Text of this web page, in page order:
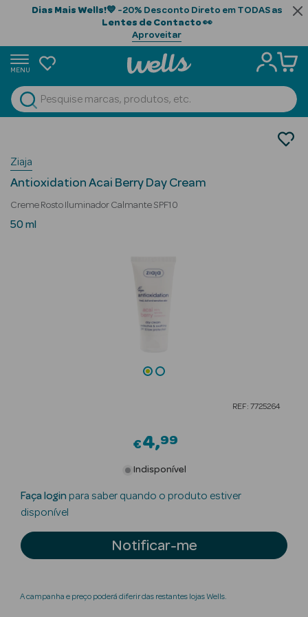
Dias Mais Wells!💙 -20% Desconto Direto em TODAS as
Lentes de Contacto👀
Aproveitar
MENU
Ver Tudo
Beauty Season
Cabelo
Beauty Season
Beauty Season
Beauty Season
Beauty Season
Hidratantes
Ziaja
Antioxidation Acai Berry Day Cream
Creme Rosto Iluminador Calmante SPF10
50 ml
REF: 7725264
€4 99
Indisponível
Faça login para saber quando o produto estiver
disponível
Notificar-me
A campanha e preço poderá diferir das restantes lojas Wells.